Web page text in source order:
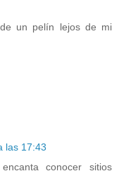
un pelín lejos de mi
las 17:43
conocer sitios